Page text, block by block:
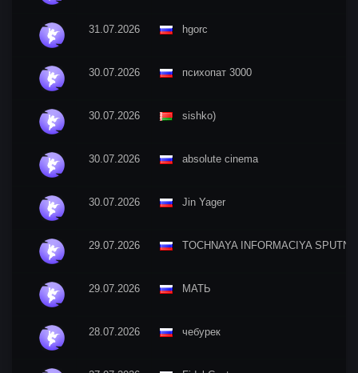
31.07.2026 hgorc
30.07.2026 психопат 3000
30.07.2026 sishko)
30.07.2026 absolute cinema
30.07.2026 Jin Yager
29.07.2026 TOCHNAYA INFORMACIYA
29.07.2026 МАТЬ
28.07.2026 чебурек